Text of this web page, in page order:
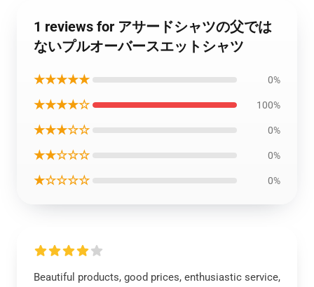
1 reviews for アサードシャツの父では
ないプルオーバースエットシャツ
★★★★★ 0%
★★★★☆ 100%
★★★☆☆ 0%
★★☆☆☆ 0%
★☆☆☆☆ 0%
Beautiful products, good prices, enthusiastic service,